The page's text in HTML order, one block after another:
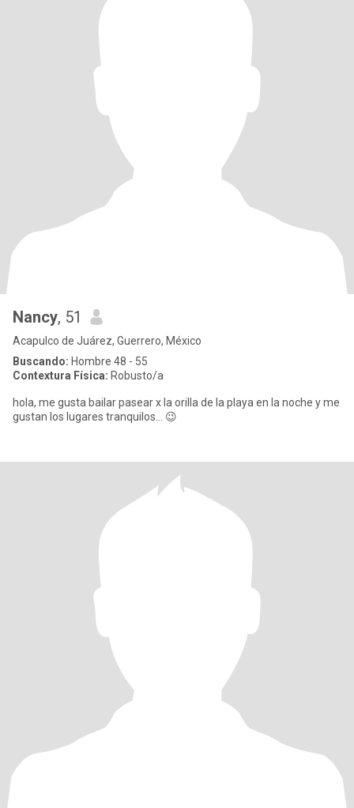
Nancy, 51
Acapulco de Juárez, Guerrero, México
Buscando: Hombre 48 - 55
Contextura Física: Robusto/a
hola, me gusta bailar pasear x la orilla de la playa en la noche y me
gustan los lugares tranquilos... 😉